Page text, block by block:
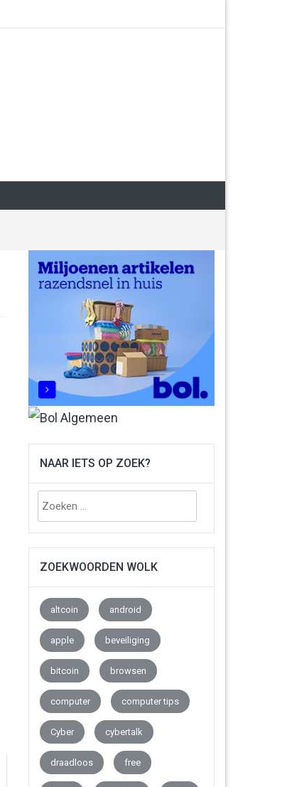
NAAR IETS OP ZOEK?
Zoeken
naar:
ZOEKWOORDEN WOLK
altcoin android
apple beveiliging
bitcoin browsen
computer computer tips
Cyber cybertalk
draadloos free